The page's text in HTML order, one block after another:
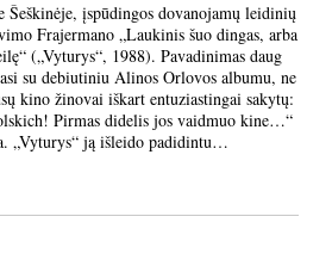
Šeškinėje, įspūdingos dovanojamų leidinių
Frajermano „Laukinis šuo dingas, arba
(„Vyturys“, 1988). Pavadinimas daug
su debiutiniu Alinos Orlovos albumu, ne
kino žinovai iškart entuziastingai sakytų:
Pirmas didelis jos vaidmuo kine…“
„Vyturys“ ją išleido padidintu…